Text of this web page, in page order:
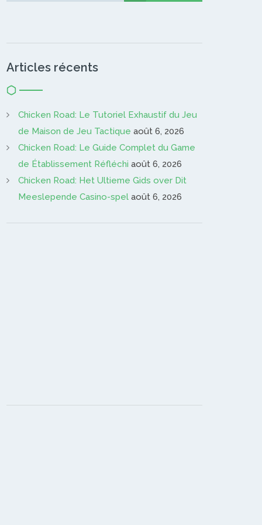
Articles récents
Chicken Road: Le Tutoriel Exhaustif du Jeu
de Maison de Jeu Tactique août 6, 2026
Chicken Road: Le Guide Complet du Game
de Établissement Réfléchi août 6, 2026
Chicken Road: Het Ultieme Gids over Dit
Meeslepende Casino-spel août 6, 2026